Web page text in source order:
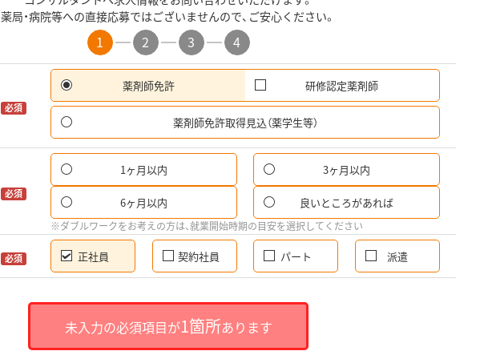
薬局・病院等への直接応募ではございませんので、ご安心ください。
1 2 3 4
必須
薬剤師免許 研修認定薬剤師
薬剤師免許取得見込（薬学生等）
必須
1ヶ月以内 3ヶ月以内
6ヶ月以内 良いところがあれば
※ダブルワークをお考えの方は、就業開始時期の目安を選択してください
必須 正社員 契約社員 パート 派遣
未入力の必須項目が1箇所あります